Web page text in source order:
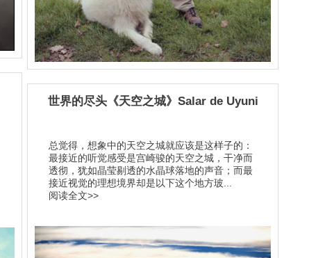
世界的尽头《天空之城》Salar de Uyuni
总觉得，想象中的天空之城就应该是这样子的：
最接近的听觉感受是宫崎骏的天空之城，干净而
透彻，犹如晶莹剔透的水晶球落地的声音；而最
接近视觉的理想境界却是以下这个地方玻...
阅读全文>>